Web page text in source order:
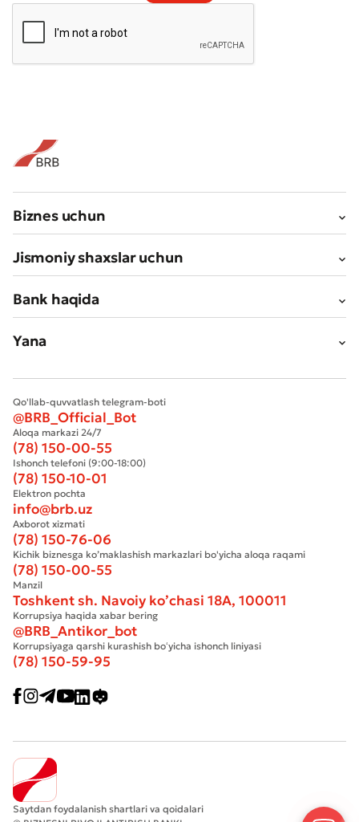
Biznes uchun
Jismoniy shaxslar uchun
Bank haqida
Yana
Qo'llab-quvvatlash telegram-boti
@BRB_Official_Bot
Aloqa markazi 24/7
(78) 150-00-55
Ishonch telefoni (9:00-18:00)
(78) 150-10-01
Elektron pochta
info@brb.uz
Axborot xizmati
(78) 150-76-06
Kichik biznesga ko’maklashish markazlari bo'yicha aloqa raqami
(78) 150-00-55
Manzil
Toshkent sh. Navoiy ko’chasi 18А, 100011
Korrupsiya haqida xabar bering
@BRB_Antikor_bot
Korrupsiyaga qarshi kurashish boʻyicha ishonch liniyasi
(78) 150-59-95
Saytdan foydalanish shartlari va qoidalari